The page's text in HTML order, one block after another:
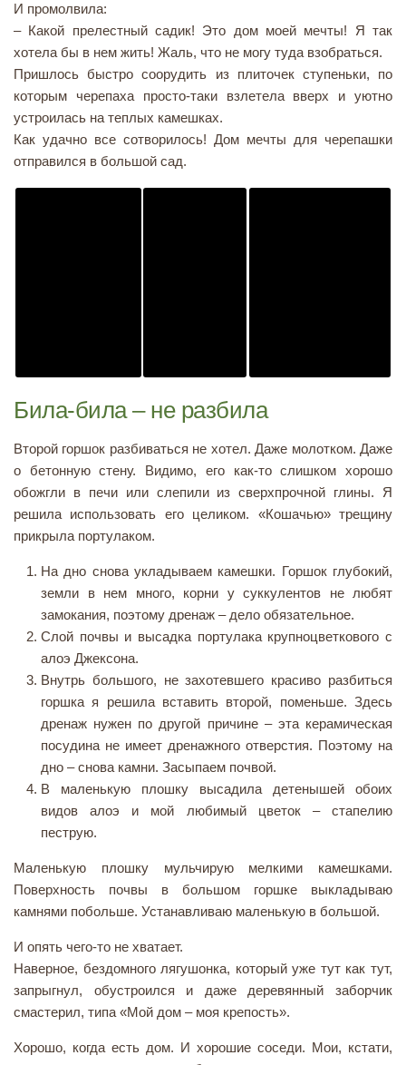
И промолвила:
– Какой прелестный садик! Это дом моей мечты! Я так
хотела бы в нем жить! Жаль, что не могу туда взобраться.
Пришлось быстро соорудить из плиточек ступеньки, по
которым черепаха просто-таки взлетела вверх и уютно
устроилась на теплых камешках.
Как удачно все сотворилось! Дом мечты для черепашки
отправился в большой сад.
Била-била – не разбила
Второй горшок разбиваться не хотел. Даже молотком. Даже
о бетонную стену. Видимо, его как-то слишком хорошо
обожгли в печи или слепили из сверхпрочной глины. Я
решила использовать его целиком. «Кошачью» трещину
прикрыла портулаком.
На дно снова укладываем камешки. Горшок глубокий,
земли в нем много, корни у суккулентов не любят
замокания, поэтому дренаж – дело обязательное.
Слой почвы и высадка портулака крупноцветкового с
алоэ Джексона.
Внутрь большого, не захотевшего красиво разбиться
горшка я решила вставить второй, поменьше. Здесь
дренаж нужен по другой причине – эта керамическая
посудина не имеет дренажного отверстия. Поэтому на
дно – снова камни. Засыпаем почвой.
В маленькую плошку высадила детенышей обоих
видов алоэ и мой любимый цветок – стапелию
пеструю.
Маленькую плошку мульчирую мелкими камешками.
Поверхность почвы в большом горшке выкладываю
камнями побольше. Устанавливаю маленькую в большой.
И опять чего-то не хватает.
Наверное, бездомного лягушонка, который уже тут как тут,
запрыгнул, обустроился и даже деревянный заборчик
смастерил, типа «Мой дом – моя крепость».
Хорошо, когда есть дом. И хорошие соседи. Мои, кстати,